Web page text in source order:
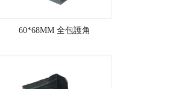
60*68MM 全包護角